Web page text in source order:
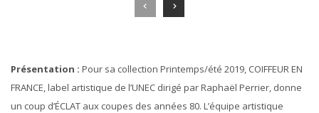
Présentation : Pour sa collection Printemps/été 2019, COIFFEUR EN
FRANCE, label artistique de l’UNEC dirigé par Raphaël Perrier, donne
un coup d’ÉCLAT aux coupes des années 80. L’équipe artistique